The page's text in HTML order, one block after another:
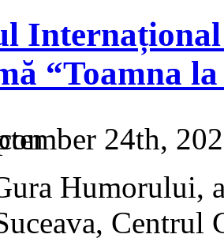
“Toamna
24th,
Humorului,